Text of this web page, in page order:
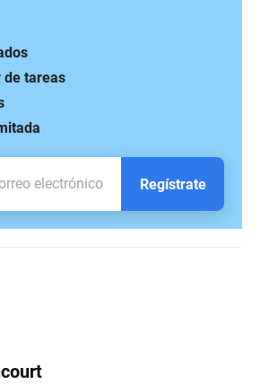
tareas
Regístrate